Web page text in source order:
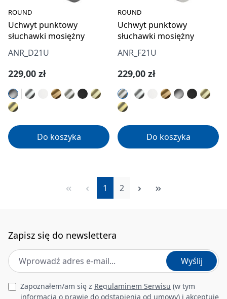
ROUND
Uchwyt punktowy
słuchawki mosiężny
ANR_D21U
Cena regularna:
229,00 zł
Do koszyka
ROUND
Uchwyt punktowy
słuchawki mosiężny
ANR_F21U
Cena regularna:
229,00 zł
Do koszyka
Strona
1 Strona
2
Zapisz się do newslettera
Adres e-mail *
Wyślij
Leave this field empty
Zapoznałem/am się z Regulaminem Serwisu (w tym
informacją o prawie do odstąpienia od umowy) i akceptuję